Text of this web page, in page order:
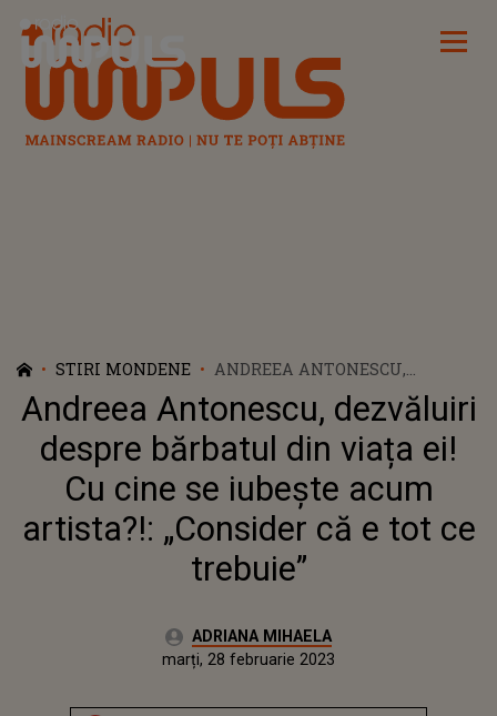
Radio Impuls
STIRI MONDENE
ANDREEA ANTONESCU,
DEZVĂLUIRI DESPRE BĂRBATUL
DIN VIAȚA EI! CU CINE SE
IUBEȘTE ACUM ARTISTA?!:
„CONSIDER CĂ E TOT CE
TREBUIE”
Andreea Antonescu, dezvăluiri
despre bărbatul din viața ei!
Cu cine se iubește acum
artista?!: „Consider că e tot ce
trebuie”
Autor:ADRIANA MIHAELA
luni, 28 februarie 2022Actualizat:
marți, 28 februarie 2023